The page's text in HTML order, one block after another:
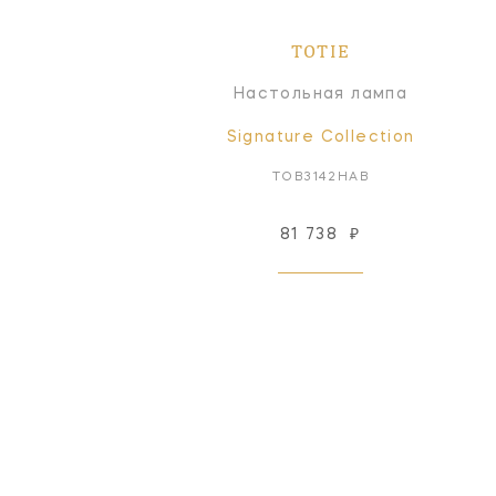
TOTIE
Настольная лампа
Signature Collection
TOB3142HAB
81 738 ₽